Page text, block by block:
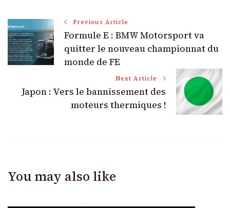
Post
Navigation
Previous Article
Formule E : BMW Motorsport va
quitter le nouveau championnat du
monde de FE
Next Article
Japon : Vers le bannissement des
moteurs thermiques !
You may also like